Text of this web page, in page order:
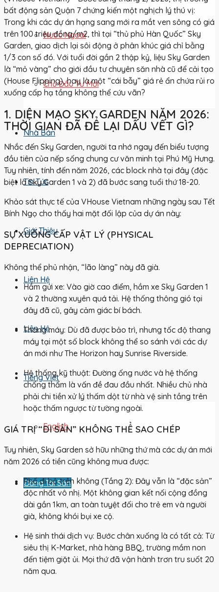
Nước Ngoài
Chủ Đầu Tư Mới
Nhà Bán
Tin Tức
Giới Thiệu
Liên Hệ
Liên Hệ
Tiếng Việt
English
Đăng Tài Sản
bất động sản Quận 7 chứng kiến một nghịch lý thú vị:
Trong khi các dự án hạng sang mới ra mắt ven sông có giá
trên 100 triệu đồng/m2, thì tại “thủ phủ Hàn Quốc” Sky
Garden, giao dịch lại sôi động ở phân khúc giá chỉ bằng
1/3 con số đó. Với tuổi đời gần 2 thập kỷ, liệu Sky Garden
là “mỏ vàng” cho giới đầu tư chuyên săn nhà cũ để cải tạo
(House Flipping), hay là một “cái bẫy” giá rẻ ẩn chứa rủi ro
xuống cấp hạ tầng không thể cứu vãn?
1. DIỆN MẠO SKY GARDEN NĂM 2026:
THỜI GIAN ĐÃ ĐỂ LẠI DẤU VẾT GÌ?
Nhắc đến Sky Garden, người ta nhớ ngay đến biểu tượng
đầu tiên của nếp sống chung cư văn minh tại Phú Mỹ Hưng.
Tuy nhiên, tính đến năm 2026, các block nhà tại đây (đặc
biệt là Sky Garden 1 và 2) đã bước sang tuổi thứ 18-20.
Khảo sát thực tế của VHouse Vietnam những ngày sau Tết
Bính Ngọ cho thấy hai mặt đối lập của dự án này:
SỰ XUỐNG CẤP VẬT LÝ (PHYSICAL
DEPRECIATION)
Không thể phủ nhận, “lão làng” này đã già.
Hầm gửi xe: Vào giờ cao điểm, hầm xe Sky Garden 1
và 2 thường xuyên quá tải. Hệ thống thông gió tại
đây đã cũ, gây cảm giác bí bách.
Thang máy: Dù đã được bảo trì, nhưng tốc độ thang
máy tại một số block không thể so sánh với các dự
án mới như The Horizon hay Sunrise Riverside.
Hệ thống kỹ thuật: Đường ống nước và hệ thống
chống thấm là vấn đề đau đầu nhất. Nhiều chủ nhà
phải chi tiền xử lý thấm dột từ nhà vệ sinh tầng trên
hoặc thấm ngược từ tường ngoài.
GIÁ TRỊ “DI SẢN” KHÔNG THỂ SAO CHÉP
Tuy nhiên, Sky Garden sở hữu những thứ mà các dự án mới
năm 2026 có tiền cũng không mua được:
Phố đi bộ trên không (Tầng 2): Đây vẫn là “đặc sản”
độc nhất vô nhị. Một không gian kết nối cộng đồng
dài gần 1km, an toàn tuyệt đối cho trẻ em và người
già, không khói bụi xe cộ.
Hệ sinh thái dịch vụ: Bước chân xuống là có tất cả: Từ
siêu thị K-Market, nhà hàng BBQ, trường mầm non
đến tiệm giặt ủi. Mọi thứ đã vận hành trơn tru suốt 20
năm qua.